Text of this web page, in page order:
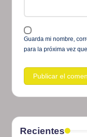
Guarda mi nombre,
para la próxima vez
Recientes